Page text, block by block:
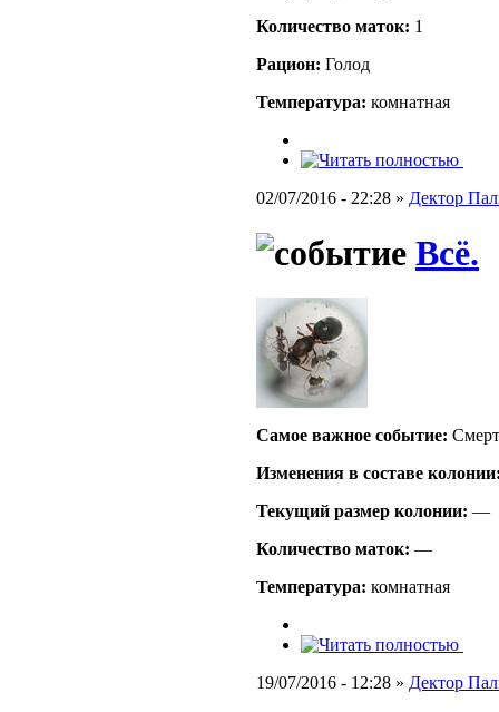
Количество маток: 1
Рацион: Голод
Температура: комнатная
02/07/2016 - 22:28 » Дектор
Всё.
Самое важное событие:
Изменения в составе
Текущий размер кoлонии: —
Количество маток: —
Температура: комнатная
19/07/2016 - 12:28 » Дектор